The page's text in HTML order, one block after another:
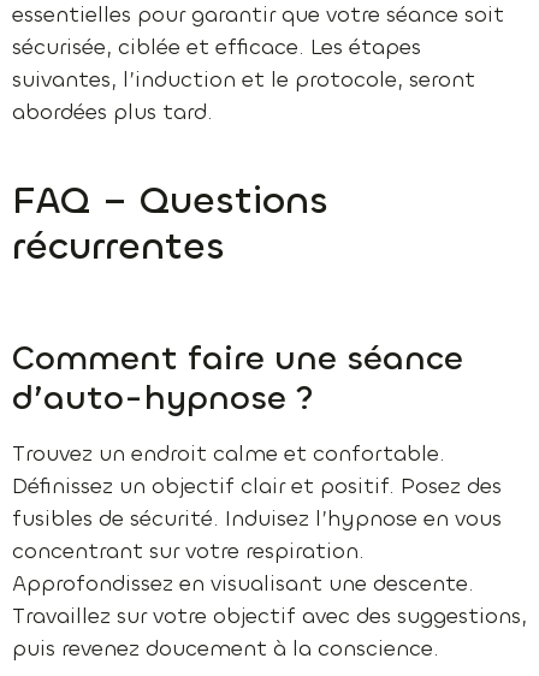
essentielles pour garantir que votre séance soit
sécurisée, ciblée et efficace. Les étapes
suivantes, l’induction et le protocole, seront
abordées plus tard.
FAQ – Questions
récurrentes
Comment faire une séance
d’auto-hypnose ?
Trouvez un endroit calme et confortable.
Définissez un objectif clair et positif. Posez des
fusibles de sécurité. Induisez l’hypnose en vous
concentrant sur votre respiration.
Approfondissez en visualisant une descente.
Travaillez sur votre objectif avec des suggestions,
puis revenez doucement à la conscience.